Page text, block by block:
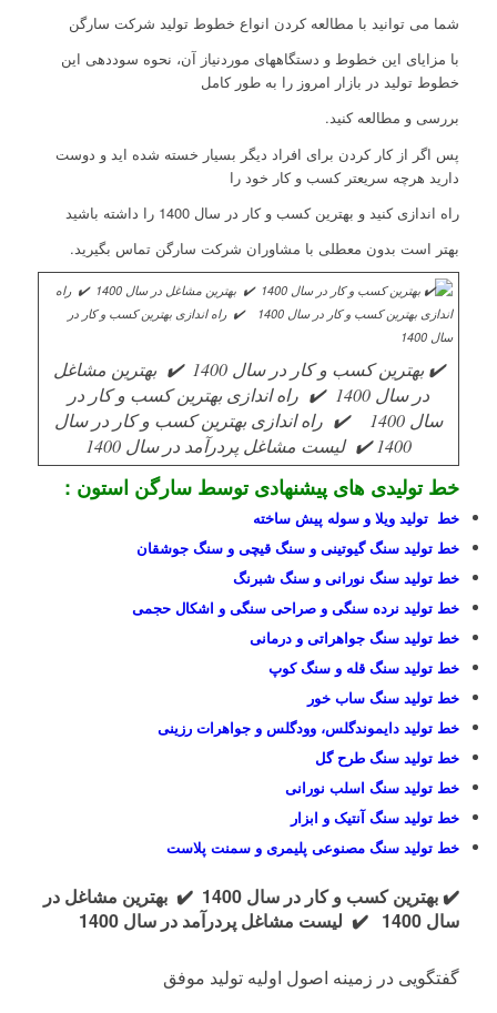
شما می توانید با مطالعه کردن انواع خطوط تولید شرکت سارگن
با مزایای این خطوط و دستگاههای موردنیاز آن، نحوه سوددهی این
خطوط تولید در بازار امروز را به طور کامل
بررسی و مطالعه کنید.
پس اگر از کار کردن برای افراد دیگر بسیار خسته شده اید و دوست
دارید هرچه سریعتر کسب و کار خود را
راه اندازی کنید و بهترین کسب و کار در سال 1400 را داشته باشید
بهتر است بدون معطلی با مشاوران شرکت سارگن تماس بگیرید.
✔️ بهترین کسب و کار در سال 1400
✔️ بهترین مشاغل
در سال 1400
✔️ راه اندازی بهترین کسب و کار در
سال 1400
✔️ راه اندازی بهترین کسب و کار در سال
1400 ✔️ لیست مشاغل پردرآمد در سال 1400
خط تولیدی های پیشنهادی توسط سارگن استون :
خط تولید ویلا و سوله پیش ساخته
خط تولید سنگ گیوتینی و سنگ قیچی و سنگ جوشقان
خط تولید سنگ نورانی و سنگ شبرنگ
خط تولید نرده سنگی و صراحی سنگی و اشکال حجمی
خط تولید سنگ جواهراتی و درمانی
خط تولید سنگ قله و سنگ کوپ
خط تولید سنگ ساب خور
خط تولید دایموندگلس، وودگلس و جواهرات رزینی
خط تولید سنگ طرح گل
خط تولید سنگ اسلب نورانی
خط تولید سنگ آنتیک و ابزار
خط تولید سنگ مصنوعی پلیمری و سمنت پلاست
✔️ بهترین کسب و کار در سال 1400
✔️ بهترین مشاغل در
سال 1400
✔️ لیست مشاغل پردرآمد در سال 1400
گفتگویی در زمینه اصول اولیه تولید موفق